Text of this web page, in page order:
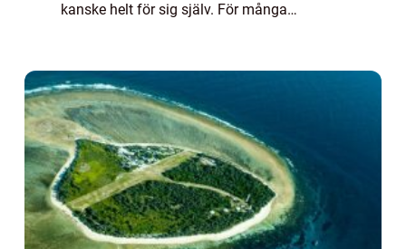
kanske helt för sig själv. För många